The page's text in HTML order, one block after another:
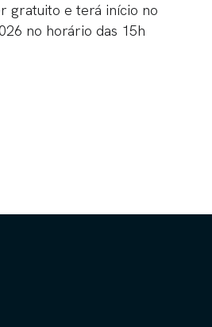
gratuito e terá início no
no horário das 15h